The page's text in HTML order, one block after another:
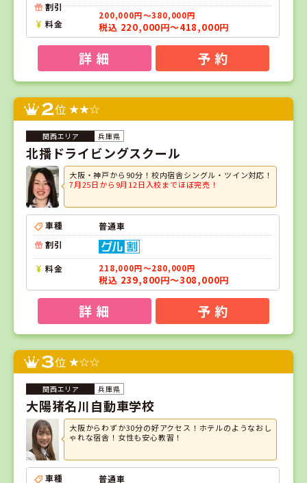
割引
料金
200,000円～380,000円
税込 220,000円～418,000円
詳 細 予 約
2位
兵庫県
北播ドライビングスクール
大阪・神戸から90分！校内宿舎シングル・ツイン対応！
7月25日から9月12日入校までほぼ完売！
車種
普通車
割引
料金 218,000円～280,000円
税込 239,800円～308,000円
詳 細 予 約
3位
兵庫県
大陽猪名川自動車学校
大阪からわずか30分の好アクセス！ホテルのようなおし
ゃれな宿舎！女性も安心教習！
車種
普通車